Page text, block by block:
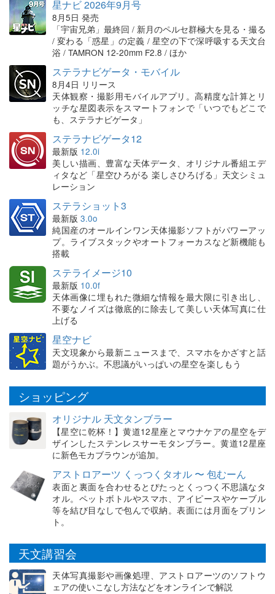
星ナビ 2026年9月号
8月5日 発売
「宇宙兄弟」最終回 / 新月のペルセ群極大を見る・撮る
/ 変わる「惑星」の定義 / 星空の下で深呼吸する天文台
浴 / TAMRON 12-20mm F2.8 / ほか
ステラナビゲータ・モバイル
8月4日 リリース
天体観察・撮影用モバイルアプリ。高精度な計算とリ
ッチな星図表示をスマートフォンで「いつでもどこで
も、ステラナビゲータ」
ステラナビゲータ12
最新版 12.0i
美しい描画、豊富な天体データ、オリジナル番組エデ
ィタなど「星空ひろがる 楽しさひろげる」天文シミュ
レーション
ステラショット3
最新版 3.0o
純国産のオールインワン天体撮影ソフトがパワーアッ
プ。ライブスタックやオートフォーカスなど新機能も
搭載
ステライメージ10
最新版 10.0f
天体画像に埋もれた微細な情報を最大限に引き出し、
不要なノイズは徹底的に除去して美しい天体写真に仕
上げる
星空ナビ
天文現象から最新ニュースまで、スマホをかざすと話
題がうかぶ。不思議がいっぱいの星空を楽しもう
ショッピング
オリジナル 天文タンブラー
【星空に乾杯！】黄道12星座とマウナケアの星空をデ
ザインしたステンレスサーモタンブラー。黄道12星座
に新色モカブラウンが追加。
アストロアーツ くっつくタオル 〜 包むーん
表面と裏面を合わせるとぴたっとくっつく不思議なタ
オル。ペットボトルやスマホ、アイピースやケーブル
等を結び目なしで包んで収納。表面には月面をプリン
ト。
天文講習会
天体写真撮影や画像処理、アストロアーツのソフトウ
ェアの使いこなし方法などをオンラインで解説